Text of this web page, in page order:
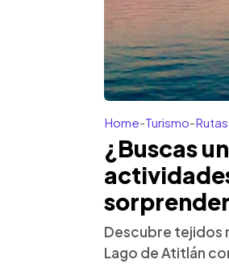
Home-Turismo-
¿Buscas
Descubre tejidos
Lago de Atitlán